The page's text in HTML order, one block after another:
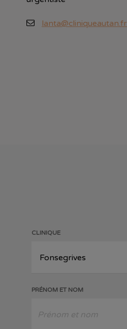
lanta@cliniqueautan.fr
CLINIQUE
PRÉNOM ET NOM